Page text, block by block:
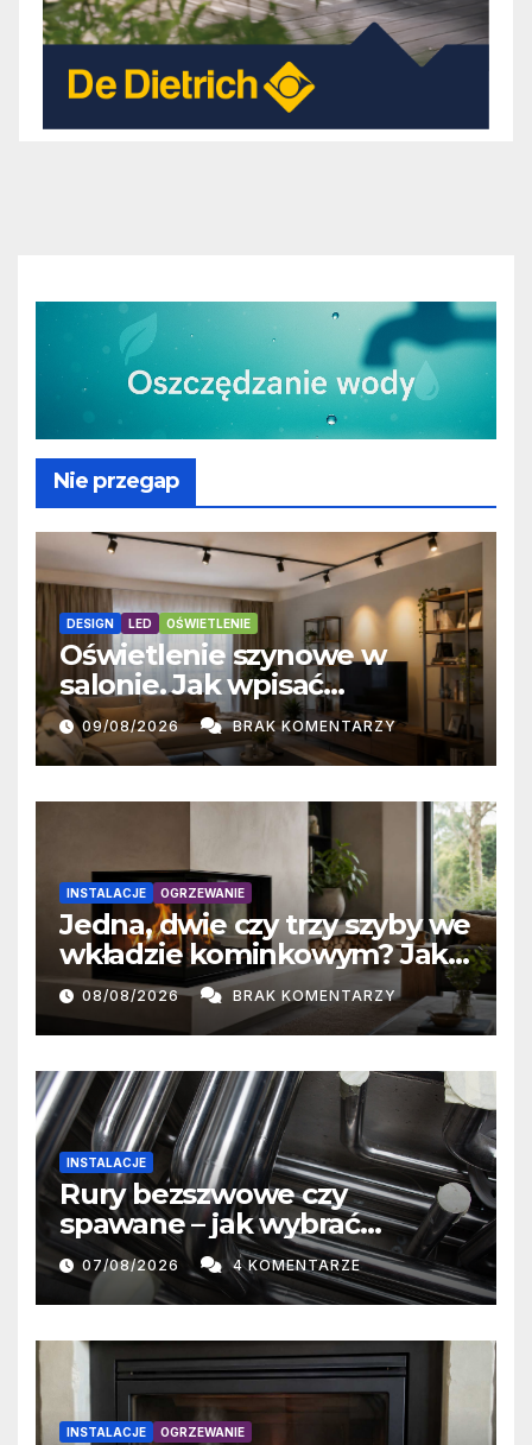
Nie przegap
DESIGN LED OŚWIETLENIE
Oświetlenie szynowe w
salonie. Jak wpisać
szynoprzewód w projekt
wnętrza?
09/08/2026 BRAK KOMENTARZY
INSTALACJE OGRZEWANIE
Jedna, dwie czy trzy szyby we
wkładzie kominkowym? Jak
przeszklenie wpływa na
oddawanie ciepła
08/08/2026 BRAK KOMENTARZY
INSTALACJE
Rury bezszwowe czy
spawane – jak wybrać
właściwe rozwiązanie?
07/08/2026 4 KOMENTARZE
INSTALACJE OGRZEWANIE